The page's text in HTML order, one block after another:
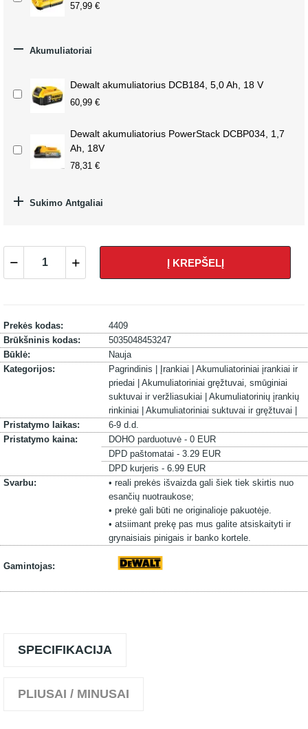
57,99 €
 Akumuliatoriai
Dewalt akumuliatorius DCB184, 5,0 Ah, 18 V
60,99 €
Dewalt akumuliatorius PowerStack DCBP034, 1,7
Ah, 18V
78,31 €
 Sukimo Antgaliai
Į KREPŠELĮ
Prekės kodas:
4409
Brūkšninis kodas:
5035048453247
Būklė:
Nauja
Kategorijos:
Pagrindinis | Įrankiai | Akumuliatoriniai įrankiai ir
priedai | Akumuliatoriniai gręžtuvai, smūginiai
suktuvai ir veržliasukiai | Akumuliatorinių įrankių
rinkiniai | Akumuliatoriniai suktuvai ir gręžtuvai |
Pristatymo laikas:
6-9 d.d.
Pristatymo kaina:
DOHO parduotuvė - 0 EUR
DPD paštomatai - 3.29 EUR
DPD kurjeris - 6.99 EUR
Svarbu:
• reali prekės išvaizda gali šiek tiek skirtis nuo
esančių nuotraukose;
• prekė gali būti ne originalioje pakuotėje.
• atsiimant prekę pas mus galite atsiskaityti ir
grynaisiais pinigais ir banko kortele.
Gamintojas:
SPECIFIKACIJA
PLIUSAI / MINUSAI